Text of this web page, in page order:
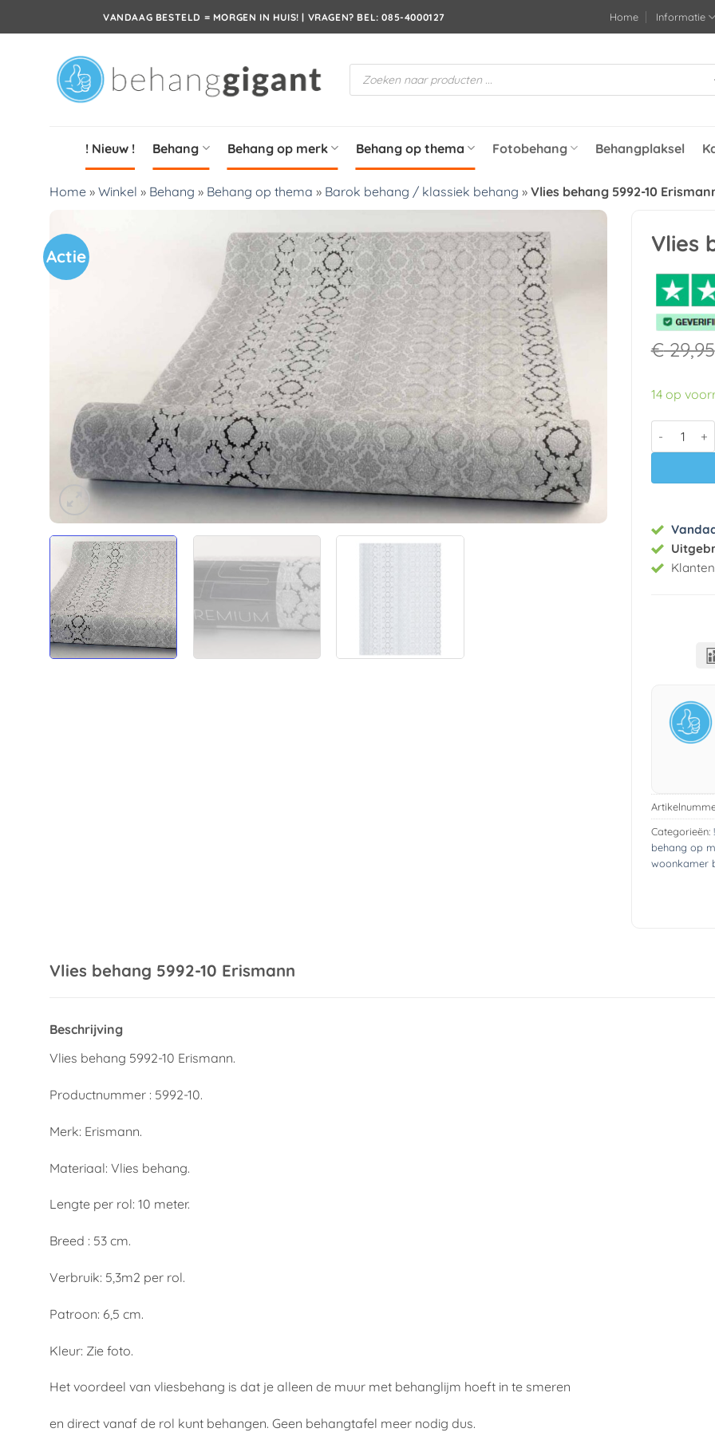
VANDAAG BESTELD = MORGEN IN HUIS! | VRAGEN? BEL: 085-4000127 Home Informatie
Producten
zoeken
! Nieuw ! Behang Behang op merk Behang op thema Fotobehang Behangplaksel
Home » Winkel » Behang » Behang op thema » Barok behang / klassiek behang » Vlies behang 5992-10
Actie
Toevoegen
verlanglijst
Vlies
€29,95
14 op
Vlies
Categorieën:
behang op
woonkamer
Vlies behang 5992-10 Erismann
Beschrijving
Vlies behang 5992-10 Erismann.
Productnummer : 5992-10.
Merk: Erismann.
Materiaal: Vlies behang.
Lengte per rol: 10 meter.
Breed : 53 cm.
Verbruik: 5,3m2 per rol.
Patroon: 6,5 cm.
Kleur: Zie foto.
Het voordeel van vliesbehang is dat je alleen de muur met behanglijm hoeft in te smeren
en direct vanaf de rol kunt behangen. Geen behangtafel meer nodig dus.